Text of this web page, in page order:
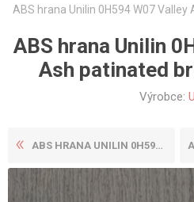
ABS hrana Unilin 0H594 W07
ABS hrana Unilin
Ash patinated
Výrobce:
ABS HRANA UNILIN 0H593 W07 ...